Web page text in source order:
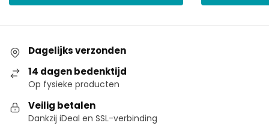
Dagelijks verzonden
14 dagen bedenktijd
Op fysieke producten
Veilig betalen
Dankzij iDeal en SSL-verbinding